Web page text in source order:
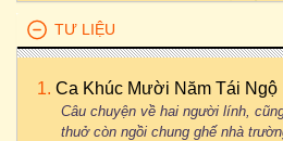
TƯ LIỆU
Ca Khúc Mười Năm Tái Ngộ
Câu chuyện về hai người lính,
thuở còn ngồi chung ghế nhà